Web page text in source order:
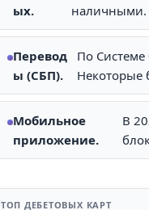
ых.
наличными.
Перевод
ы (СБП).
По
Некоторые
Мобильное
приложение.
В
ТОП ДЕБЕТОВЫХ КАРТ